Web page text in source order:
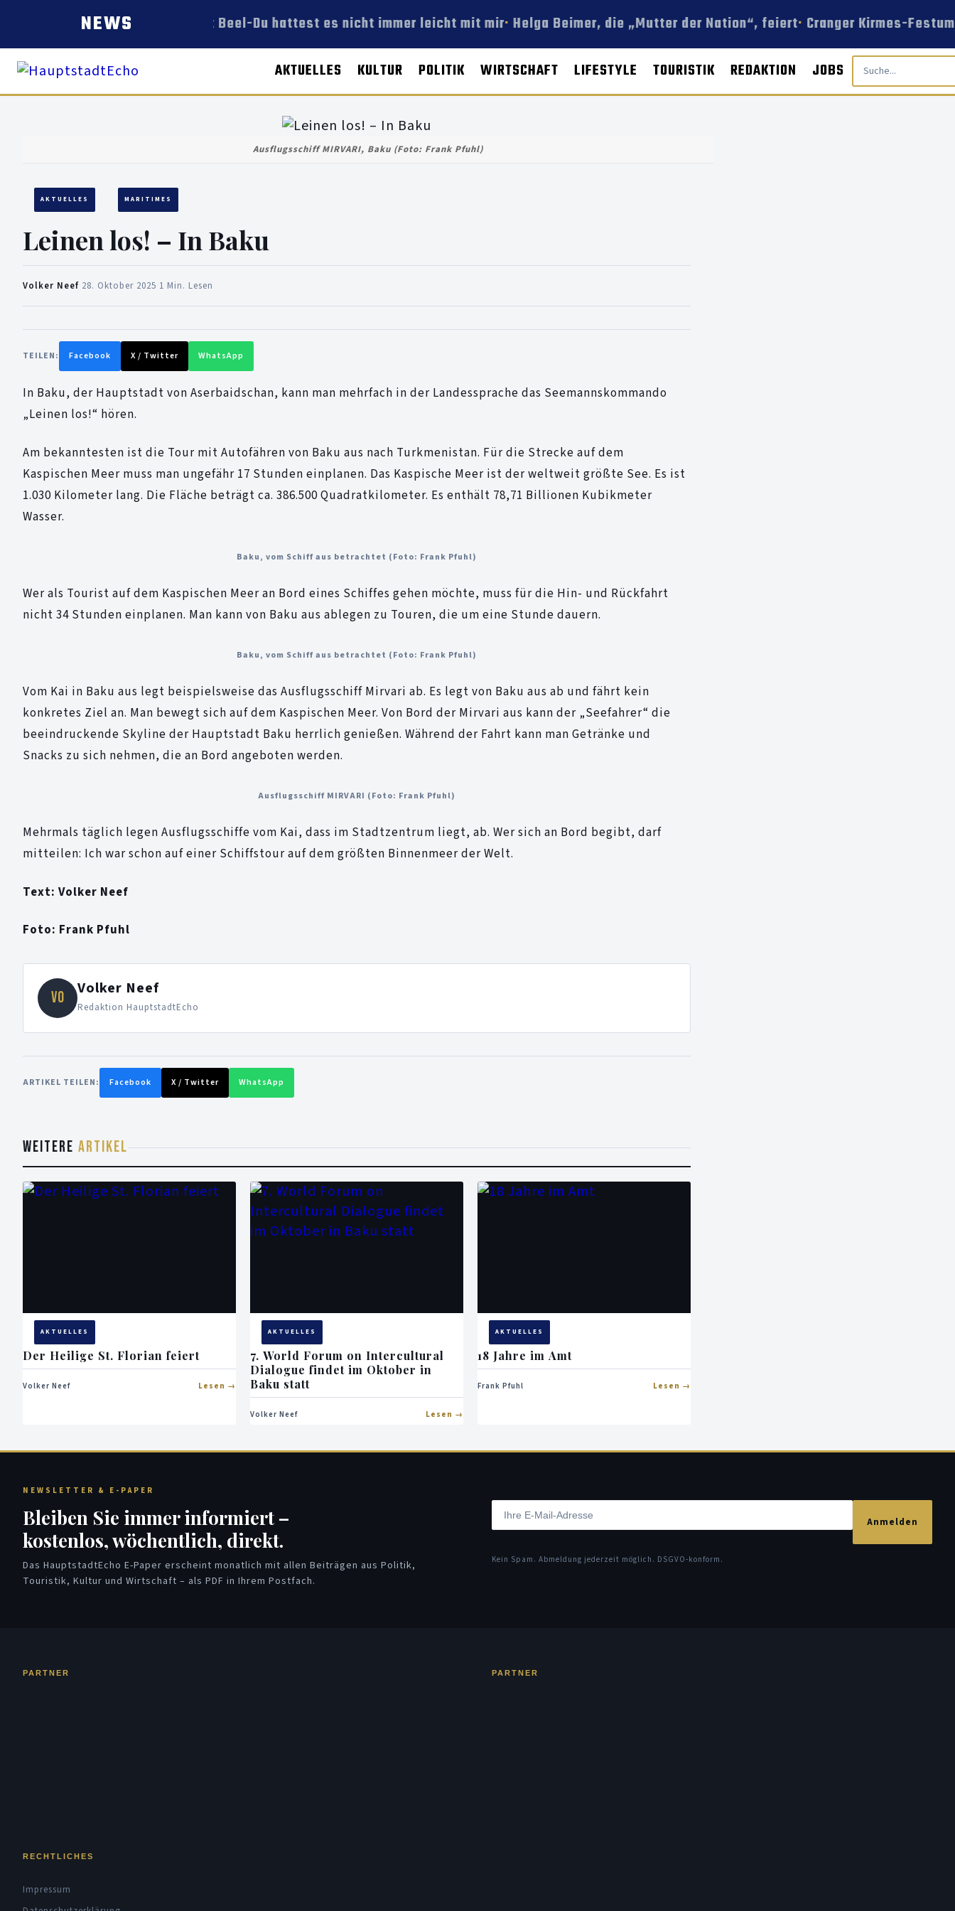
NEWS Bert Beel-Du hattest es nicht immer leicht mit mir Helga Beimer, die „Mutter der Nation“, feiert Cranger Kirmes-
AKTUELLES KULTUR POLITIK WIRTSCHAFT LIFESTYLE TOURISTIK REDAKTION JOBS
Ausflugsschiff MIRVARI, Baku (Foto: Frank Pfuhl)
AKTUELLES MARITIMES
Leinen los! – In Baku
Volker Neef 28. Oktober 2025 1 Min. Lesen
TEILEN: Facebook X / Twitter WhatsApp
In Baku, der Hauptstadt von Aserbaidschan, kann man mehrfach in der Landessprache das Seemannskommando
„Leinen los!“ hören.
Am bekanntesten ist die Tour mit Autofähren von Baku aus nach Turkmenistan. Für die Strecke auf dem
Kaspischen Meer muss man ungefähr 17 Stunden einplanen. Das Kaspische Meer ist der weltweit größte See. Es ist
1.030 Kilometer lang. Die Fläche beträgt ca. 386.500 Quadratkilometer. Es enthält 78,71 Billionen Kubikmeter
Wasser.
Baku, vom Schiff aus betrachtet (Foto: Frank Pfuhl)
Wer als Tourist auf dem Kaspischen Meer an Bord eines Schiffes gehen möchte, muss für die Hin- und Rückfahrt
nicht 34 Stunden einplanen. Man kann von Baku aus ablegen zu Touren, die um eine Stunde dauern.
Baku, vom Schiff aus betrachtet (Foto: Frank Pfuhl)
Vom Kai in Baku aus legt beispielsweise das Ausflugsschiff Mirvari ab. Es legt von Baku aus ab und fährt kein
konkretes Ziel an. Man bewegt sich auf dem Kaspischen Meer. Von Bord der Mirvari aus kann der „Seefahrer“ die
beeindruckende Skyline der Hauptstadt Baku herrlich genießen. Während der Fahrt kann man Getränke und
Snacks zu sich nehmen, die an Bord angeboten werden.
Ausflugsschiff MIRVARI (Foto: Frank Pfuhl)
Mehrmals täglich legen Ausflugsschiffe vom Kai, dass im Stadtzentrum liegt, ab. Wer sich an Bord begibt, darf
mitteilen: Ich war schon auf einer Schiffstour auf dem größten Binnenmeer der Welt.
Text: Volker Neef
Foto: Frank Pfuhl
VO Volker Neef
Redaktion HauptstadtEcho
ARTIKEL TEILEN: Facebook X / Twitter WhatsApp
WEITERE ARTIKEL
AKTUELLES
Der Heilige St. Florian feiert
Volker Neef Lesen
AKTUELLES
7. World Forum on Intercultural
Dialogue findet im Oktober in
Baku statt
Volker Neef Lesen
AKTUELLES
18 Jahre im Amt
Frank Pfuhl Lesen
NEWSLETTER & E-PAPER
Bleiben Sie immer informiert –
kostenlos, wöchentlich, direkt.
Das HauptstadtEcho E-Paper erscheint monatlich mit allen Beiträgen aus Politik,
Touristik, Kultur und Wirtschaft – als PDF in Ihrem Postfach.
Anmelden
Kein Spam. Abmeldung jederzeit möglich. DSGVO-konform.
PARTNER PARTNER
RECHTLICHES
Impressum